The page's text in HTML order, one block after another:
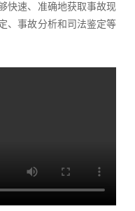
快速、准确地获取事故现
、事故分析和 司法鉴定等